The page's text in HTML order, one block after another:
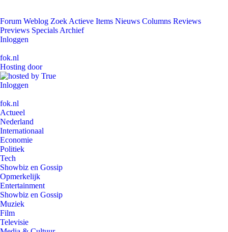
Forum Weblog Zoek Actieve Items Nieuws Columns Reviews
Previews Specials Archief
Inloggen
fok.nl
Hosting door
Inloggen
fok.nl
Actueel
Nederland
Internationaal
Economie
Politiek
Tech
Showbiz en Gossip
Opmerkelijk
Entertainment
Showbiz en Gossip
Muziek
Film
Televisie